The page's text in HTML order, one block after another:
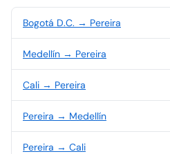
Bogotá D.C. → Pereira
Medellín → Pereira
Cali → Pereira
Pereira → Medellín
Pereira → Cali